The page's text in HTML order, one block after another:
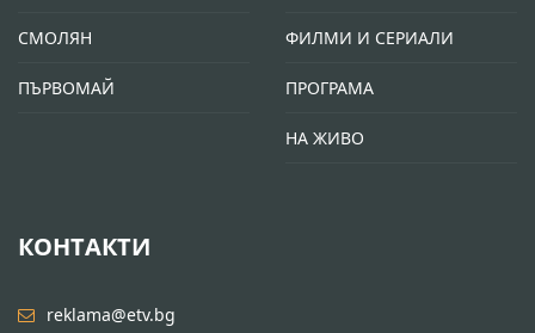
СМОЛЯН
ПЪРВОМАЙ
ФИЛМИ И СЕРИАЛИ
ПРОГРАМА
НА ЖИВО
КОНТАКТИ
reklama@etv.bg